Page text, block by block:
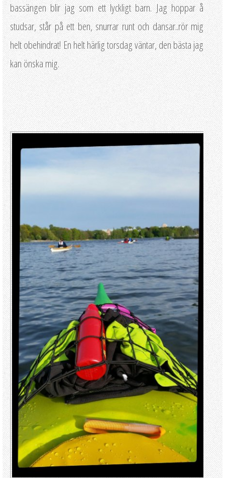
bassängen blir jag som ett lyckligt barn. Jag hoppar å
studsar, står på ett ben, snurrar runt och dansar..rör mig
helt obehindrat! En helt härlig torsdag väntar, den bästa jag
kan önska mig.